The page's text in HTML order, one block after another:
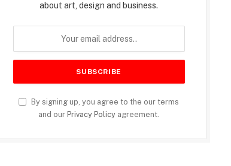
about art, design and business.
By signing up, you agree to the our terms
and our Privacy Policy agreement.